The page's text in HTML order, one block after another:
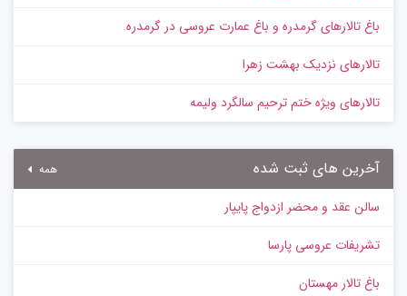
باغ تالارهای گرمدره و باغ عمارت عروسی در گرمدره
تالارهای نزدیک بهشت زهرا
تالارهای ویژه ختم ترحیم سالگرد ولیمه
آخرین های ثبت شده همه
سالن عقد و محضر ازدواج پایپار
تشریفات عروسی پارسا
باغ تالار مهستان